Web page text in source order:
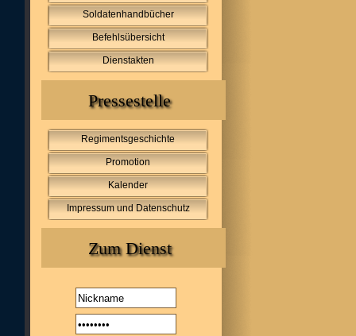
Soldatenhandbücher
Befehlsübersicht
Dienstakten
Pressestelle
Regimentsgeschichte
Promotion
Kalender
Impressum und Datenschutz
Zum Dienst